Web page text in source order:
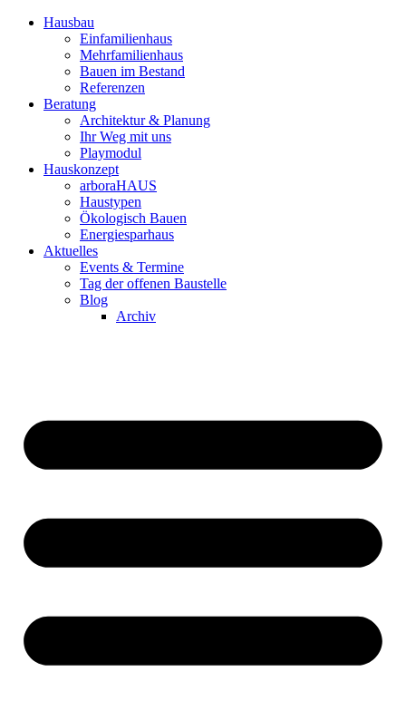
Hausbau
Einfamilienhaus
Mehrfamilienhaus
Bauen im Bestand
Referenzen
Beratung
Architektur & Planung
Ihr Weg mit uns
Playmodul
Hauskonzept
arboraHAUS
Haustypen
Ökologisch Bauen
Energiesparhaus
Aktuelles
Events & Termine
Tag der offenen Baustelle
Blog
Archiv